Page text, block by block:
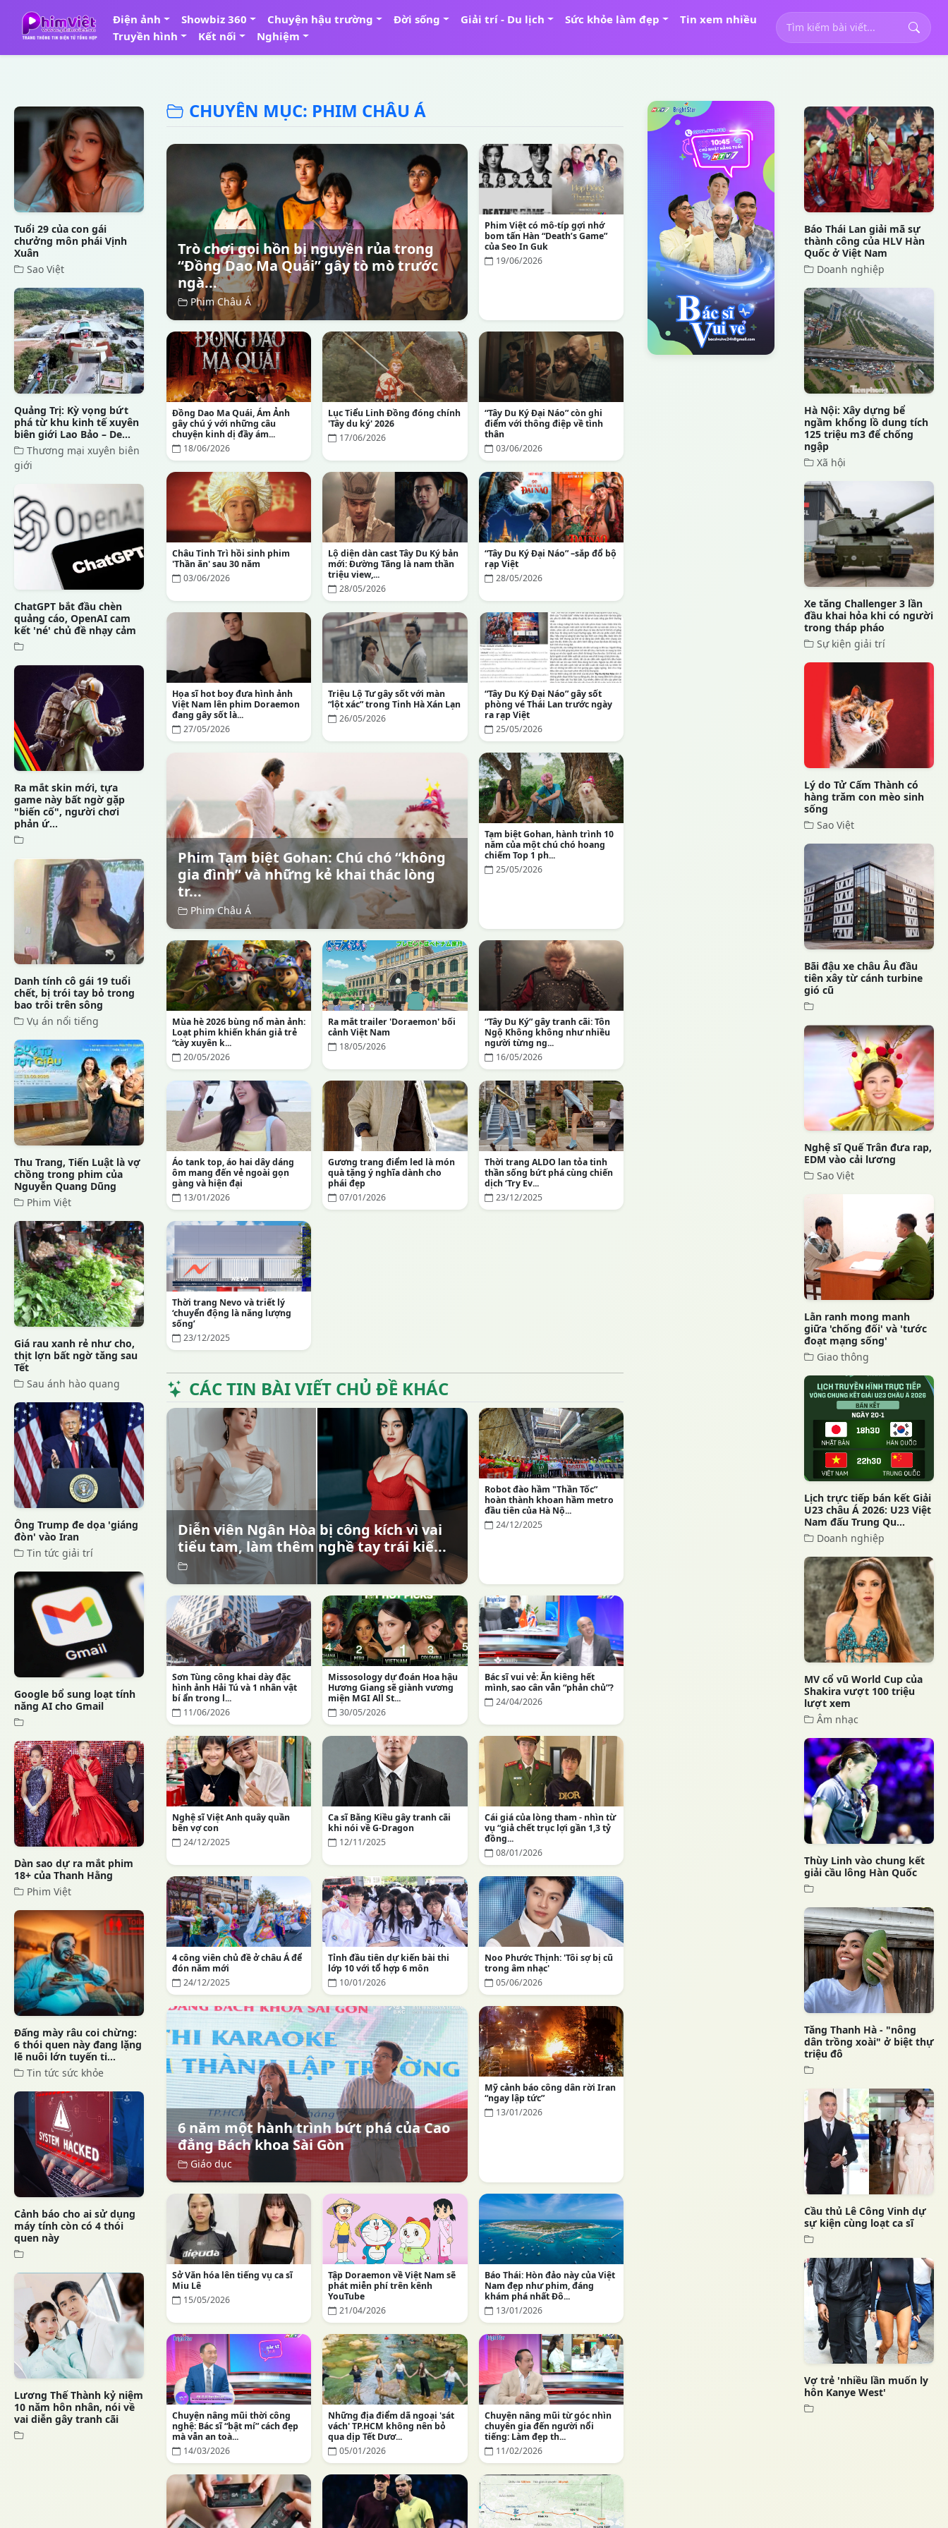
Điện ảnh Showbiz 360 Chuyện hậu trường Đời sống Giải trí - Du lịch Sức khỏe làm đẹp
Tin xem nhiều
Truyền hình
Kết nối Nghiệm
Tuổi 29 của con gái
chưởng môn phái Vịnh
Xuân
Sao Việt
Quảng Trị: Kỳ vọng bứt
phá từ khu kinh tế xuyên
biên giới Lao Bảo – De...
Thương mại xuyên biên
giới
ChatGPT bắt đầu chèn
quảng cáo, OpenAI cam
kết 'né' chủ đề nhạy cảm
Ra mắt skin mới, tựa
game này bất ngờ gặp
"biến cố", người chơi
phản ứ...
Danh tính cô gái 19 tuổi
chết, bị trói tay bỏ trong
bao trôi trên sông
Vụ án nổi tiếng
Thu Trang, Tiến Luật là vợ
chồng trong phim của
Nguyễn Quang Dũng
Phim Việt
Giá rau xanh rẻ như cho,
thịt lợn bất ngờ tăng sau
Tết
Sau ánh hào quang
Ông Trump đe dọa 'giáng
đòn' vào Iran
Tin tức giải trí
Google bổ sung loạt tính
năng AI cho Gmail
Dàn sao dự ra mắt phim
18+ của Thanh Hằng
Phim Việt
Đấng mày râu coi chừng:
6 thói quen này đang lặng
lẽ nuôi lớn tuyến ti...
Tin tức sức khỏe
Cảnh báo cho ai sử dụng
máy tính còn có 4 thói
quen này
Lương Thế Thành kỷ niệm
10 năm hôn nhân, nói về
vai diễn gây tranh cãi
CHUYÊN MỤC: PHIM CHÂU Á
Trò chơi gọi hồn bị nguyền rủa trong
“Đồng Dao Ma Quái” gây tò mò trước
ngà...
Phim Châu Á
Phim Việt có mô-típ gợi nhớ
bom tấn Hàn “Death’s Game”
của Seo In Guk
19/06/2026
Đồng Dao Ma Quái, Ám Ảnh
gây chú ý với những câu
chuyện kinh dị đầy ám...
18/06/2026
Lục Tiểu Linh Đồng đóng chính
'Tây du ký' 2026
17/06/2026
“Tây Du Ký Đại Náo” còn ghi
điểm với thông điệp về tình
thân
03/06/2026
Châu Tinh Trì hồi sinh phim
'Thần ăn' sau 30 năm
03/06/2026
Lộ diện dàn cast Tây Du Ký bản
mới: Đường Tăng là nam thần
triệu view,...
28/05/2026
“Tây Du Ký Đại Náo” –sắp đổ bộ
rạp Việt
28/05/2026
Họa sĩ hot boy đưa hình ảnh
Việt Nam lên phim Doraemon
đang gây sốt là...
27/05/2026
Triệu Lộ Tư gây sốt với màn
“lột xác” trong Tinh Hà Xán Lạn
26/05/2026
“Tây Du Ký Đại Náo” gây sốt
phòng vé Thái Lan trước ngày
ra rạp Việt
25/05/2026
Phim Tạm biệt Gohan: Chú chó “không
gia đình” và những kẻ khai thác lòng
tr...
Phim Châu Á
Tạm biệt Gohan, hành trình 10
năm của một chú chó hoang
chiếm Top 1 ph...
25/05/2026
Mùa hè 2026 bùng nổ màn ảnh:
Loạt phim khiến khán giả trẻ
“cày xuyên k...
20/05/2026
Ra mắt trailer 'Doraemon' bối
cảnh Việt Nam
18/05/2026
“Tây Du Ký” gây tranh cãi: Tôn
Ngộ Không không như nhiều
người từng ng...
16/05/2026
Áo tank top, áo hai dây dáng
ôm mang đến vẻ ngoài gọn
gàng và hiện đại
13/01/2026
Gương trang điểm led là món
quà tặng ý nghĩa dành cho
phái đẹp
07/01/2026
Thời trang ALDO lan tỏa tinh
thần sống bứt phá cùng chiến
dịch ‘Try Ev...
23/12/2025
Thời trang Nevo và triết lý
‘chuyển động là năng lượng
sống’
23/12/2025
CÁC TIN BÀI VIẾT CHỦ ĐỀ KHÁC
Diễn viên Ngân Hòa bị công kích vì vai
tiểu tam, làm thêm nghề tay trái kiế...
Robot đào hầm "Thần Tốc”
hoàn thành khoan hầm metro
đầu tiên của Hà Nộ...
24/12/2025
Sơn Tùng công khai dày đặc
hình ảnh Hải Tú và 1 nhân vật
bí ẩn trong l...
11/06/2026
Missosology dự đoán Hoa hậu
Hương Giang sẽ giành vương
miện MGI All St...
30/05/2026
Bác sĩ vui vẻ: Ăn kiêng hết
mình, sao cân vẫn “phản chủ”?
24/04/2026
Nghệ sĩ Việt Anh quây quần
bên vợ con
24/12/2025
Ca sĩ Bằng Kiều gây tranh cãi
khi nói về G-Dragon
12/11/2025
Cái giá của lòng tham - nhìn từ
vụ “giả chết trục lợi gần 1,3 tỷ
đồng...
08/01/2026
4 công viên chủ đề ở châu Á để
đón năm mới
24/12/2025
Tỉnh đầu tiên dự kiến bài thi
lớp 10 với tổ hợp 6 môn
10/01/2026
Noo Phước Thịnh: 'Tôi sợ bị cũ
trong âm nhạc'
05/06/2026
6 năm một hành trình bứt phá của Cao
đẳng Bách khoa Sài Gòn
Giáo dục
Mỹ cảnh báo công dân rời Iran
“ngay lập tức”
13/01/2026
Sở Văn hóa lên tiếng vụ ca sĩ
Miu Lê
15/05/2026
Tập Doraemon về Việt Nam sẽ
phát miễn phí trên kênh
YouTube
21/04/2026
Báo Thái: Hòn đảo này của Việt
Nam đẹp như phim, đáng
khám phá nhất Đô...
13/01/2026
Chuyện nâng mũi thời công
nghệ: Bác sĩ “bật mí” cách đẹp
mà vẫn an toà...
14/03/2026
Những địa điểm dã ngoại 'sát
vách' TP.HCM không nên bỏ
qua dịp Tết Dươ...
05/01/2026
Chuyện nâng mũi từ góc nhìn
chuyên gia đến người nổi
tiếng: Làm đẹp th...
11/02/2026
Báo Thái Lan giải mã sự
thành công của HLV Hàn
Quốc ở Việt Nam
Doanh nghiệp
Hà Nội: Xây dựng bể
ngầm khổng lồ dung tích
125 triệu m3 để chống
ngập
Xã hội
Xe tăng Challenger 3 lần
đầu khai hỏa khi có người
trong tháp pháo
Sự kiện giải trí
Lý do Tử Cấm Thành có
hàng trăm con mèo sinh
sống
Sao Việt
Bãi đậu xe châu Âu đầu
tiên xây từ cánh turbine
gió cũ
Nghệ sĩ Quế Trân đưa rap,
EDM vào cải lương
Sao Việt
Lằn ranh mong manh
giữa 'chống đối' và 'tước
đoạt mạng sống'
Giao thông
Lịch trực tiếp bán kết Giải
U23 châu Á 2026: U23 Việt
Nam đấu Trung Qu...
Doanh nghiệp
MV cổ vũ World Cup của
Shakira vượt 100 triệu
lượt xem
Âm nhạc
Thùy Linh vào chung kết
giải cầu lông Hàn Quốc
Tăng Thanh Hà - "nông
dân trồng xoài" ở biệt thự
triệu đô
Cầu thủ Lê Công Vinh dự
sự kiện cùng loạt ca sĩ
Vợ trẻ 'nhiều lần muốn ly
hôn Kanye West'